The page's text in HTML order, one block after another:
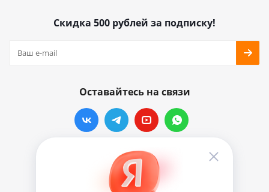
Скидка 500 рублей за подписку!
Оставайтесь на связи
Наши контакты
info@vinylmarkt.ru